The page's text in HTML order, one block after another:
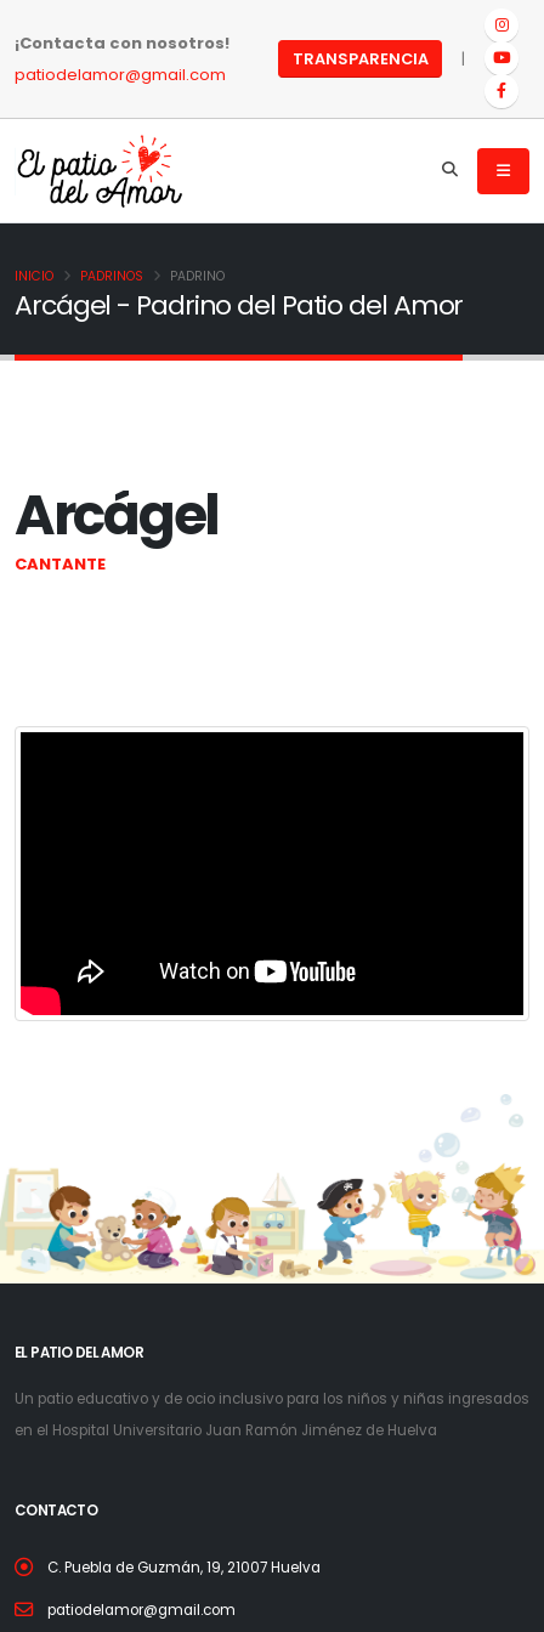
¡Contacta con nosotros!
patiodelamor@gmail.com
TRANSPARENCIA |
Arcágel - Padrino del Patio del Amor
INICIO PADRINOS PADRINO
Arcágel
CANTANTE
EL PATIO DEL AMOR
Un patio educativo y de ocio inclusivo para los niños y niñas ingresados
en el Hospital Universitario Juan Ramón Jiménez de Huelva
CONTACTO
C. Puebla de Guzmán, 19, 21007 Huelva
patiodelamor@gmail.com